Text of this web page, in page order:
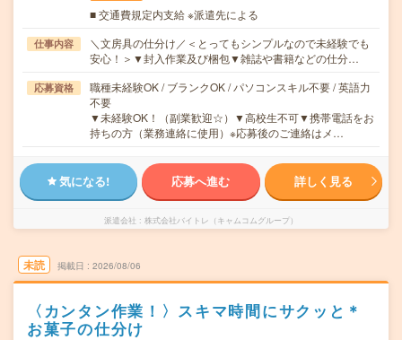
■ 交通費規定内支給 ※派遣先による
仕事内容
＼文房具の仕分け／＜とってもシンプルなので未経験でも
安心！＞▼封入作業及び梱包▼雑誌や書籍などの仕分…
応募資格
職種未経験OK / ブランクOK / パソコンスキル不要 / 英語力
不要
▼未経験OK！（副業歓迎☆）▼高校生不可▼携帯電話をお
持ちの方（業務連絡に使用）※応募後のご連絡はメ…
気になる! 応募へ進む 詳しく見る
派遣会社 株式会社バイトレ（キャムコムグループ）
未読 掲載日 2026/08/06
〈カンタン作業！〉スキマ時間にサクッと＊
お菓子の仕分け